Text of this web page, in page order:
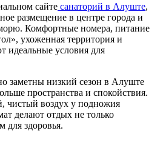
сайте санаторий в Алуште,
размещение в центре города и
Комфортные номера, питание
ухоженная территория и
идеальные условия для
заметны низкий сезон в Алуште
пространства и спокойствия.
чистый воздух у подножия
делают отдых не только
здоровья.